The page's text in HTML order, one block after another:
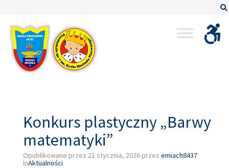
plastyczny
„Barwy
matematyki”
Konkurs plastyczny „Barwy
matematyki”
Opublikowane przez 21 stycznia, 2026 przez emiach8437
InAktualności